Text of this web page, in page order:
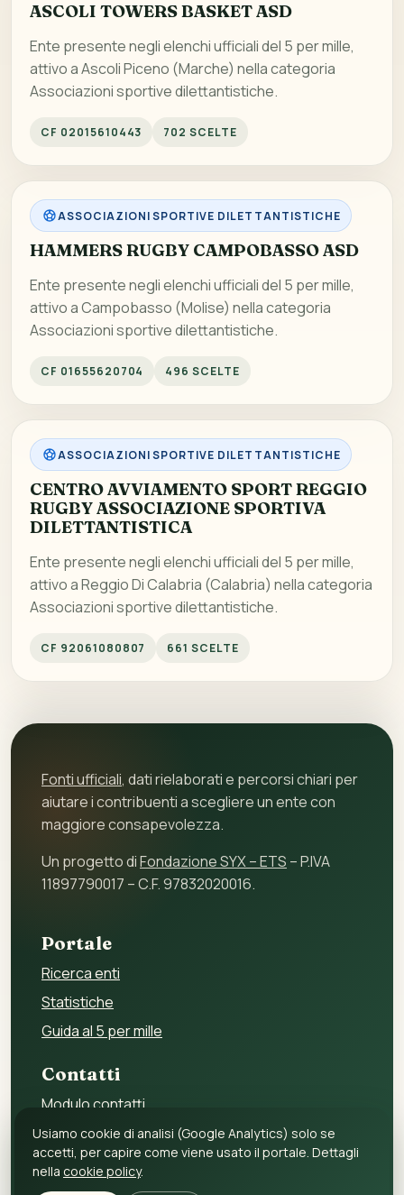
ASCOLI TOWERS BASKET ASD
Ente presente negli elenchi ufficiali del 5 per mille,
attivo a Ascoli Piceno (Marche) nella categoria
Associazioni sportive dilettantistiche.
CF 02015610443 702 SCELTE
ASSOCIAZIONI SPORTIVE DILETTANTISTICHE
HAMMERS RUGBY CAMPOBASSO ASD
Ente presente negli elenchi ufficiali del 5 per mille,
attivo a Campobasso (Molise) nella categoria
Associazioni sportive dilettantistiche.
CF 01655620704 496 SCELTE
ASSOCIAZIONI SPORTIVE DILETTANTISTICHE
CENTRO AVVIAMENTO SPORT REGGIO
RUGBY ASSOCIAZIONE SPORTIVA
DILETTANTISTICA
Ente presente negli elenchi ufficiali del 5 per mille,
attivo a Reggio Di Calabria (Calabria) nella categoria
Associazioni sportive dilettantistiche.
CF 92061080807 661 SCELTE
Fonti ufficiali, dati rielaborati e percorsi chiari per
aiutare i contribuenti a scegliere un ente con
maggiore consapevolezza.
Un progetto diFondazione SYX – ETS – P.IVA
11897790017 – C.F. 97832020016.
Portale
Ricerca enti
Statistiche
Guida al 5 per mille
Contatti
Modulo contatti
Per gli enti
Per i fornitori
Privacy policy
Usiamo cookie di analisi (Google Analytics) solo se
accetti, per capire come viene usato il portale. Dettagli
nella cookie policy.